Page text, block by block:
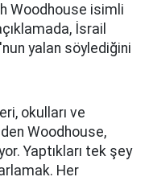
Woodhouse isimli
İsrail
yalan söylediğini
okulları ve
Woodhouse,
Yaptıkları tek şey
Her